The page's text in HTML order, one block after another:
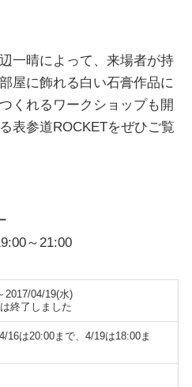
一晴によって、来場者が持
屋に飾れる白い石膏作品に
くれるワークショップも開
表参道ROCKETをぜひご覧
～21:00
2017/04/19(水)
終了しました
16は20:00まで、4/19は18:00ま